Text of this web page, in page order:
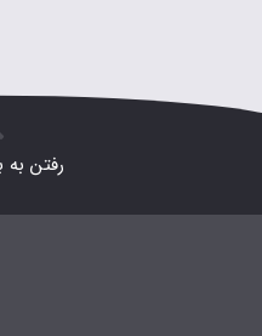
رفتن به بالای